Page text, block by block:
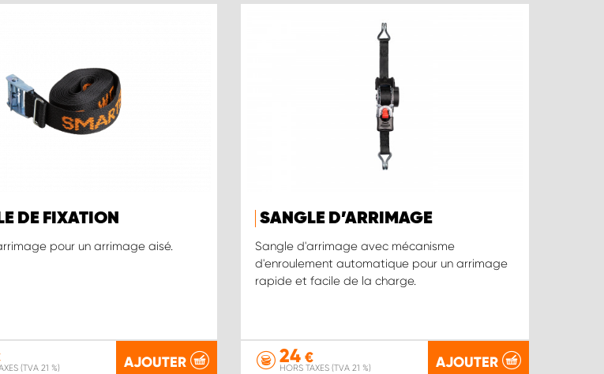
DE FIXATION
pour un arrimage aisé.
(TVA 21 %) AJOUTER
SANGLE D’ARRIMAGE
Sangle d'arrimage avec mécanisme
d'enroulement automatique pour un arrimage
rapide et facile de la charge.
24 €
HORS TAXES (TVA 21 %) AJOUTER